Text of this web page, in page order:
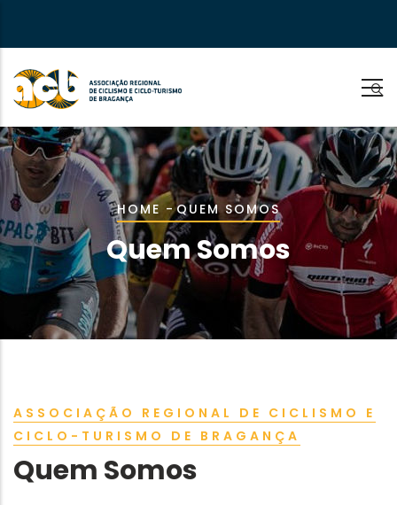
main
content
Breadcrumb
HOME -QUEM SOMOS
Quem Somos
ASSOCIAÇÃO REGIONAL DE CICLISMO E
CICLO-TURISMO DE BRAGANÇA
Quem Somos